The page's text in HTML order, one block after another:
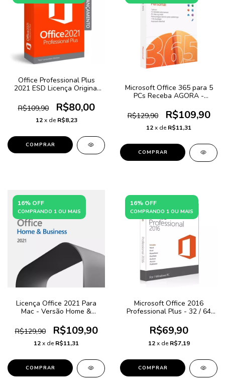
Office Professional Plus
2021 ESD Licença Original
R$109,90
R$80,00
12 x deR$8,23
COMPRAR
Microsoft Office 365 para 5
PCs Receba AGORA -
IOS
R$129,90 R$109,90
12x deR$11,31
16% OFF
COMPRANDO 1 OU MAIS
Licença Office 2021 Para
Mac - Versão Home &
R$129,90
R$109,90
12x deR$11,31
COMPRAR
16% OFF
COMPRANDO 1 OU MAIS
Microsoft Office 2016
Professional Plus - 32 / 64
R$69,90
12 x deR$7,19